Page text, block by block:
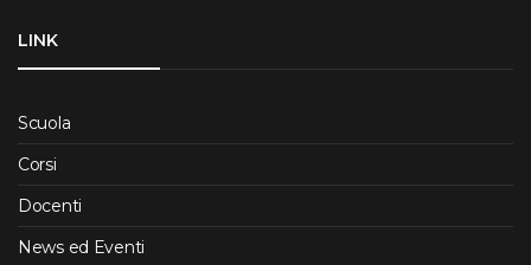
LINK
Scuola
Corsi
Docenti
News ed Eventi